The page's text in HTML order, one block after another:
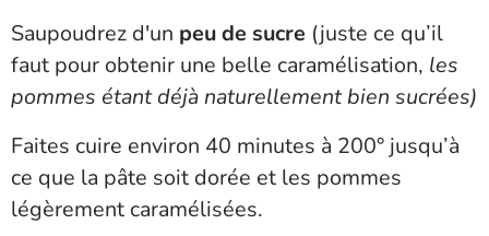
Saupoudrez d'un peu de sucre (juste ce qu’il
faut pour obtenir une belle caramélisation, les
pommes étant déjà naturellement bien sucrées)
Faites cuire environ 40 minutes à 200° jusqu’à
ce que la pâte soit dorée et les pommes
légèrement caramélisées.